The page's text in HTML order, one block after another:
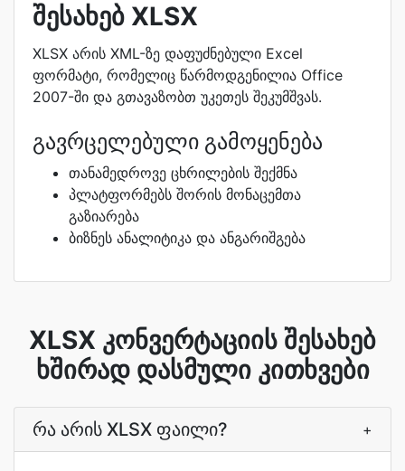
შესახებ XLSX
XLSX არის XML-ზე დაფუძნებული Excel
ფორმატი, რომელიც წარმოდგენილია Office
2007-ში და გთავაზობთ უკეთეს შეკუმშვას.
გავრცელებული გამოყენება
თანამედროვე ცხრილების შექმნა
პლატფორმებს შორის მონაცემთა
გაზიარება
ბიზნეს ანალიტიკა და ანგარიშგება
XLSX კონვერტაციის შესახებ
ხშირად დასმული კითხვები
რა არის XLSX ფაილი? +